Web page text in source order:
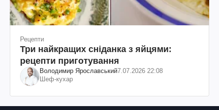
Рецепти
Три найкращих сніданка з яйцями:
рецепти приготування
Володимир Ярославський7.07.2026 22:08
Шеф-кухар